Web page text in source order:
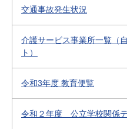
交通事故発生状況
介護サービス事業所一覧（
ト）
令和3年度 教育便覧
令和２年度 公立学校関係